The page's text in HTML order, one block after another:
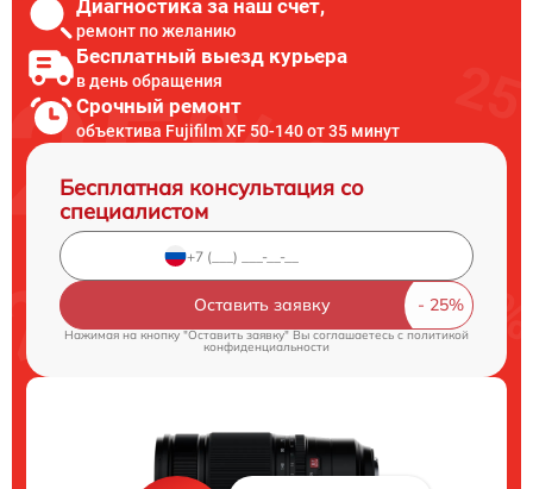
Диагностика за наш счет,
ремонт по желанию
Бесплатный выезд курьера
в день обращения
Срочный ремонт
объектива Fujifilm XF 50-140 от 35 минут
Бесплатная консультация со
специалистом
Оставить заявку
Нажимая на кнопку "Оставить заявку" Вы соглашаетесь c политикой
конфиденциальности